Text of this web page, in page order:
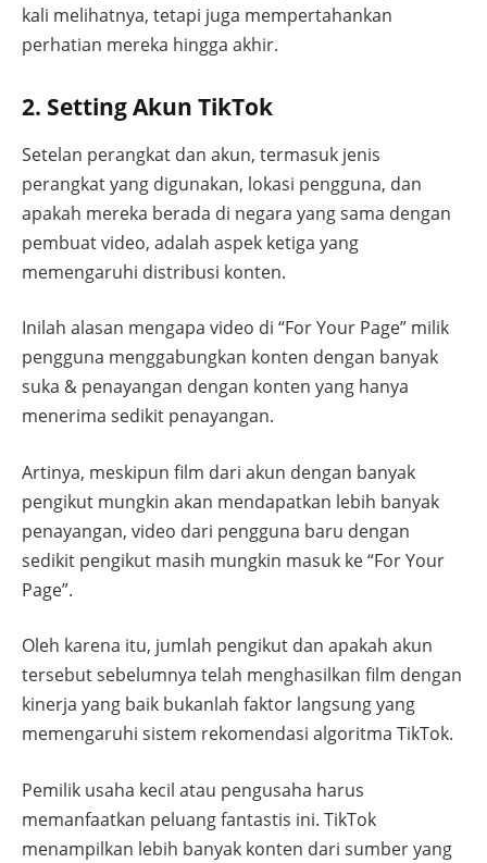
kali melihatnya, tetapi juga mempertahankan
perhatian mereka hingga akhir.
2. Setting Akun TikTok
Setelan perangkat dan akun, termasuk jenis
perangkat yang digunakan, lokasi pengguna, dan
apakah mereka berada di negara yang sama dengan
pembuat video, adalah aspek ketiga yang
memengaruhi distribusi konten.
Inilah alasan mengapa video di “For Your Page” milik
pengguna menggabungkan konten dengan banyak
suka & penayangan dengan konten yang hanya
menerima sedikit penayangan.
Artinya, meskipun film dari akun dengan banyak
pengikut mungkin akan mendapatkan lebih banyak
penayangan, video dari pengguna baru dengan
sedikit pengikut masih mungkin masuk ke “For Your
Page”.
Oleh karena itu, jumlah pengikut dan apakah akun
tersebut sebelumnya telah menghasilkan film dengan
kinerja yang baik bukanlah faktor langsung yang
memengaruhi sistem rekomendasi algoritma TikTok.
Pemilik usaha kecil atau pengusaha harus
memanfaatkan peluang fantastis ini. TikTok
menampilkan lebih banyak konten dari sumber yang